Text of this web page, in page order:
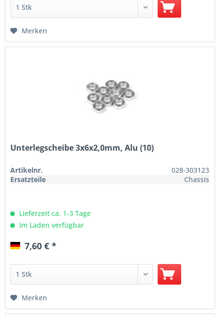
Merken
Unterlegscheibe 3x6x2,0mm, Alu (10)
Artikelnr.
028-303123
Ersatzteile
Chassis
Lieferzeit ca. 1-3 Tage
Im Laden verfügbar
7,60 € *
Merken